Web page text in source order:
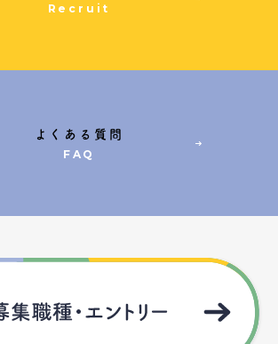
Recruit
よくある質問
FAQ